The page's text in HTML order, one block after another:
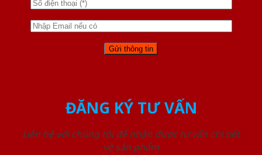
ĐĂNG KÝ TƯ VẤN
Liên hệ với chúng tôi để nhận được tư vấn chi tiết
về sản phẩm